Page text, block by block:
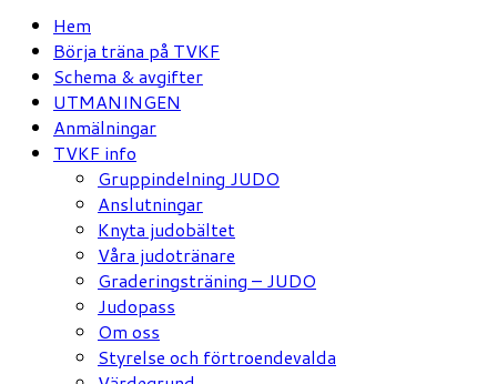
Hem
Börja träna på TVKF
Schema & avgifter
UTMANINGEN
Anmälningar
TVKF info
Gruppindelning JUDO
Anslutningar
Knyta judobältet
Våra judotränare
Graderingsträning – JUDO
Judopass
Om oss
Styrelse och förtroendevalda